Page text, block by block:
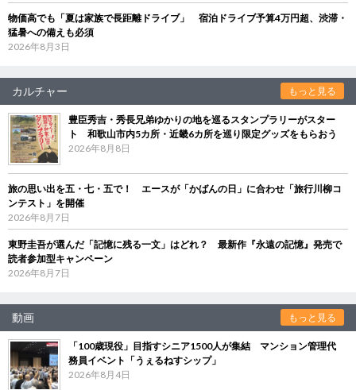
物価高でも「夏は家族で長距離ドライブ」 宿泊ドライブ予算4万円超、渋滞・
猛暑への備えも必須
2026年8月3日
カルチャー もっと見る
豊臣秀吉・秀長兄弟ゆかりの地を巡るスタンプラリーがスター
ト 和歌山市内5カ所・近畿6カ所を巡り限定グッズをもらおう
2026年8月8日
旅の思い出を五・七・五で！ エースが「かばんの日」に合わせ「旅行川柳コ
ンテスト」を開催
2026年8月7日
東野圭吾が選んだ「記憶に残る一文」はどれ？ 最新作『永遠の記憶』発売で
読者参加型キャンペーン
2026年8月7日
動画 もっと見る
「100歳現役」目指すシニア1500人が集結 マンション管理代
務員イベント「うぇるねすシップ」
2026年8月4日